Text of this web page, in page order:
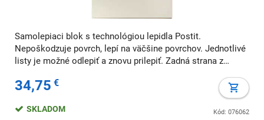
Samolepiaci blok s technológiou lepidla Postit.
Nepoškodzuje povrch, lepí na väčšine povrchov. Jednotlivé
listy je možné odlepiť a znovu prilepiť. Zadná strana z
jednoduché prenášanie. Rozmery: 63,5x76,5 cm
34,75 €
Kód: 076062
SKLADOM